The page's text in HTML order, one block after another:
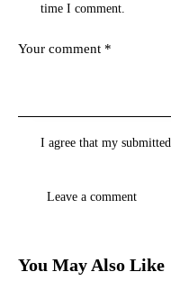
time I comment.
I agree that my
You May Also Like